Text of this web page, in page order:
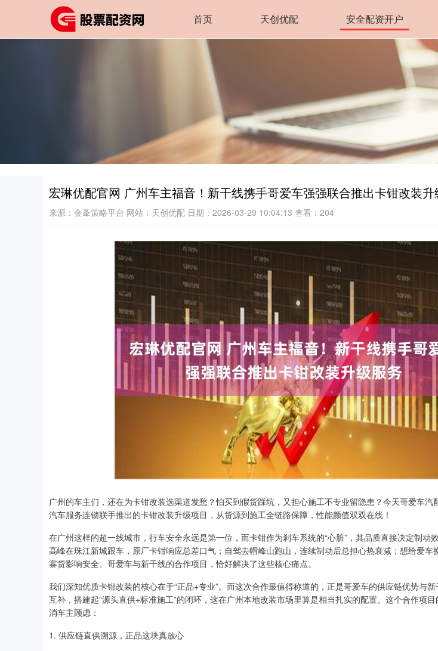
首页 天创优配 安全配资开户
宏琳优配官网 广州车主福音！新干线携手哥爱车强强联合推出卡钳改装升
来源：金夆策略平台 网站：天创优配 日期：2026-03-29 10:04:13 查看：204
广州的车主们，还在为卡钳改装选渠道发愁？怕买到假货踩坑，又担心施工不专业留隐患？今天哥爱车汽
汽车服务连锁联手推出的卡钳改装升级项目，从货源到施工全链路保障，性能颜值双双在线！
在广州这样的超一线城市，行车安全永远是第一位，而卡钳作为刹车系统的“心脏”，其品质直接决定制动
高峰在珠江新城跟车，原厂卡钳响应总差口气；自驾去帽峰山跑山，连续制动后总担心热衰减；想给爱车
寨货影响安全。哥爱车与新干线的合作项目，恰好解决了这些核心痛点。
我们深知优质卡钳改装的核心在于“正品+专业”。而这次合作最值得称道的，正是哥爱车的供应链优势与
互补，搭建起“源头直供+标准施工”的闭环，这在广州本地改装市场里算是相当扎实的配置。这个合作项
消车主顾虑：
1. 供应链直供溯源，正品这块真放心